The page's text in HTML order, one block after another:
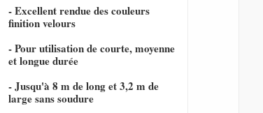
- Excellent rendue des couleurs
finition velours
- Pour utilisation de courte, moyenne
et longue durée
- Jusqu'à 8 m de long et 3,2 m de
large sans soudure